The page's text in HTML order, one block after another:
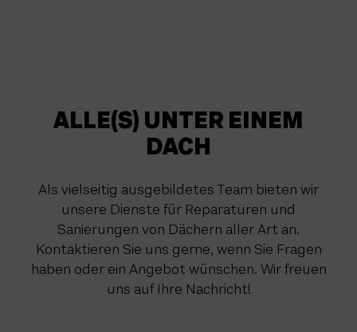
ALLE(S) UNTER EINEM
DACH
Als vielseitig ausgebildetes Team bieten wir
unsere Dienste für Reparaturen und
Sanierungen von Dächern aller Art an.
Kontaktieren Sie uns gerne, wenn Sie Fragen
haben oder ein Angebot wünschen. Wir freuen
uns auf Ihre Nachricht!